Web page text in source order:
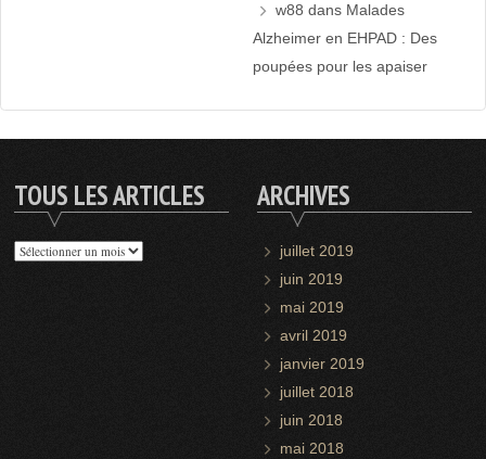
w88 dans Malades
Alzheimer en EHPAD : Des
poupées pour les apaiser
TOUS LES ARTICLES
Tous
ARCHIVES
juillet 2019
juin 2019
mai 2019
avril 2019
janvier 2019
juillet 2018
juin 2018
mai 2018